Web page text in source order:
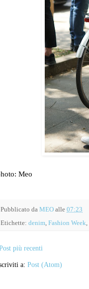
Meo
Pubblicato da MEO alle 07:23
Etichette: denim, Fashion Week,
più recenti
a: Post (Atom)